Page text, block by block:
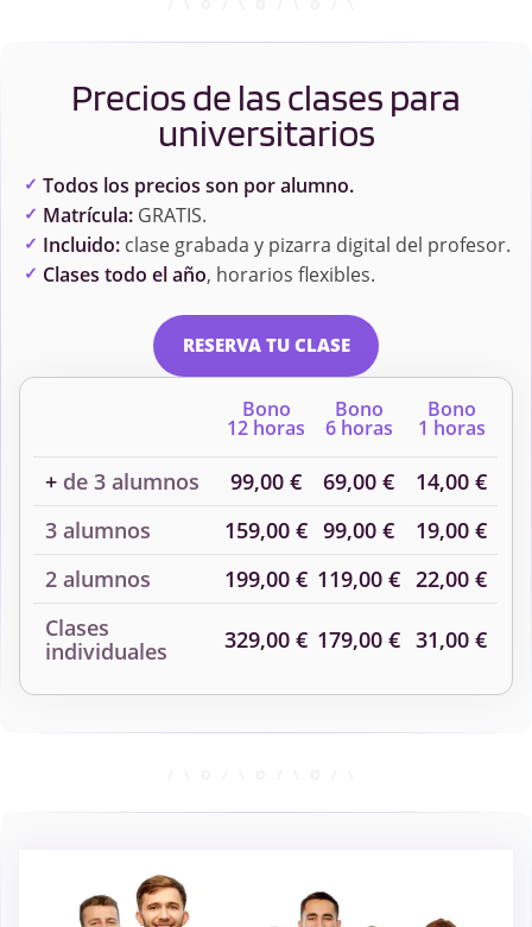
Precios de las clases para
universitarios
Todos los precios son por alumno.
Matrícula:GRATIS.
Incluido:clase grabada y pizarra digital del profesor.
Clases todo el año, horarios flexibles.
RESERVA TU CLASE
Bono
12 horas
Bono
6 horas
Bono
1 horas
+ de 3 alumnos 99,00 € 69,00 €
14,00 €
3 alumnos
159,00 € 99,00 €
19,00 €
2 alumnos
199,00 € 119,00 € 22,00 €
Clases
individuales
329,00 € 179,00 € 31,00 €